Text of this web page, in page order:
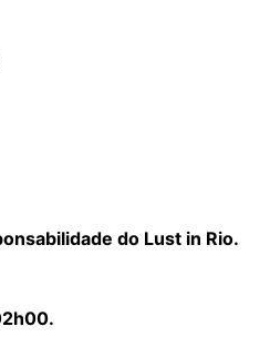
do Lust in Rio.